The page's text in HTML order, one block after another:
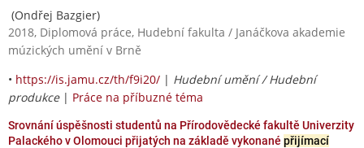
(Ondřej Bazgier)
2018, Diplomová práce, Hudební fakulta / Janáčkova akademie
múzických umění v Brně
• https://is.jamu.cz/th/f9i20/ | Hudební umění / Hudební
produkce| Práce na příbuzné téma
Srovnání úspěšnosti studentů na Přírodovědecké fakultě Univerzity
Palackého v Olomouci přijatých na základě vykonané přijímací